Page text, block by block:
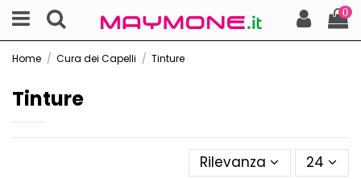
0
Home Cura dei Capelli Tinture
Tinture
Rilevanza 24